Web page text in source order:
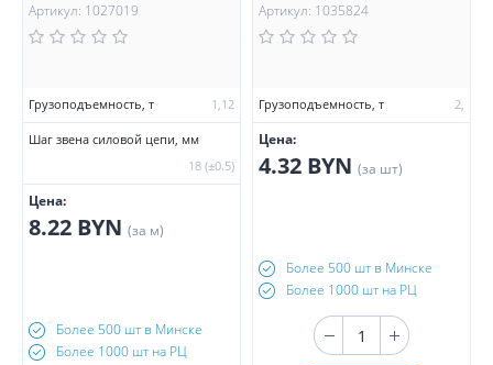
Артикул: 1027019
Грузоподъемность, т 1,12
Шаг звена силовой цепи, мм
18 (±0.5)
Цена:
8.22 BYN (за м)
Более 500 шт в Минске
Более 1000 шт на РЦ
Артикул: 1035824
Грузоподъемность, т 2,
Цена:
4.32 BYN (за шт)
Более 500 шт в Минске
Более 1000 шт на РЦ